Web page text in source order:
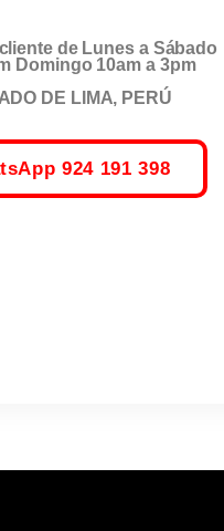
de Lunes a Sábado
Domingo 10am a 3pm
DE LIMA, PERÚ
924 191 398